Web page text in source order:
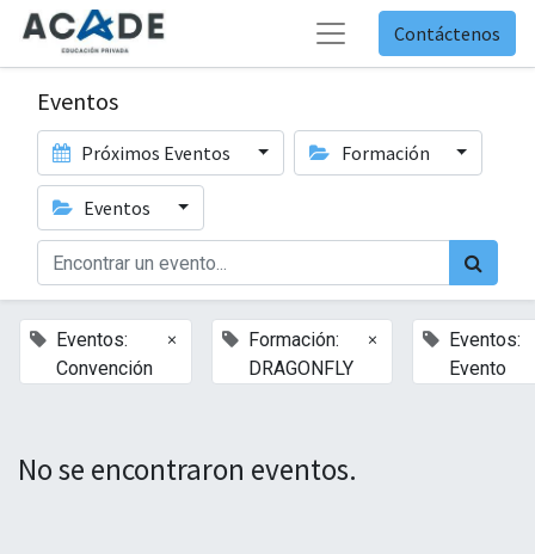
Contáctenos
Eventos
Próximos Eventos Formación
Eventos
Eventos:
Convención
×
Formación:
DRAGONFLY
×
Eventos:
Evento
No se encontraron eventos.